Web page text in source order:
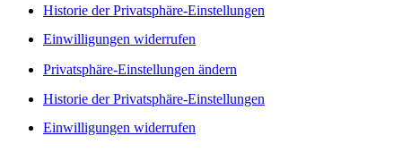
Historie der Privatsphäre-Einstellungen
Einwilligungen widerrufen
Privatsphäre-Einstellungen ändern
Historie der Privatsphäre-Einstellungen
Einwilligungen widerrufen